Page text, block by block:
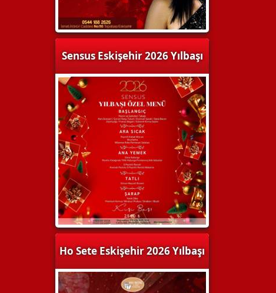
Sensus Eskişehir 2026 Yılbaşı
Ho Sete Eskişehir 2026 Yılbaşı